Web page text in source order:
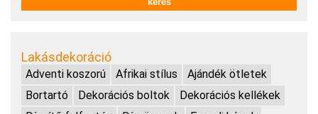
Lakásdekoráció
Adventi koszorú Afrikai stílus
Ajándék ötletek
Bortartó
Dekorációs boltok
Dekorációs kellékek